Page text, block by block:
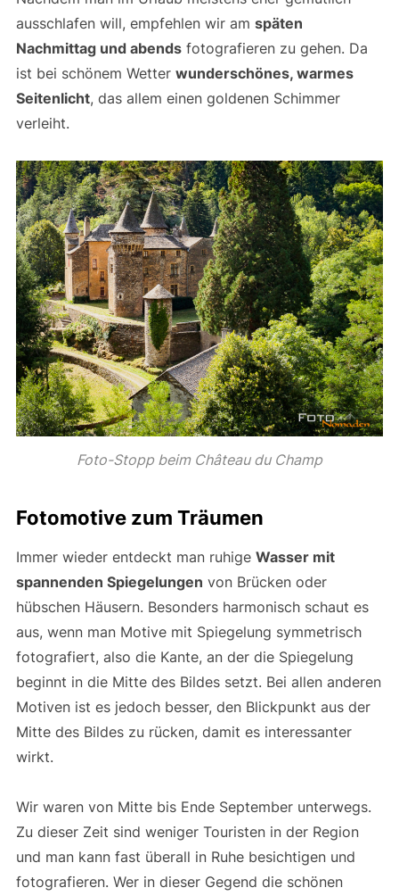
ausschlafen will, empfehlen wir am späten
Nachmittag und abendsfotografieren zu gehen. Da
ist bei schönem Wetter wunderschönes, warmes
Seitenlicht, das allem einen goldenen Schimmer
verleiht.
Foto-Stopp beim Château du Champ
Fotomotive zum Träumen
Immer wieder entdeckt man ruhige Wasser mit
spannenden Spiegelungen von Brücken oder
hübschen Häusern. Besonders harmonisch schaut es
aus, wenn man Motive mit Spiegelung symmetrisch
fotografiert, also die Kante, an der die Spiegelung
beginnt in die Mitte des Bildes setzt. Bei allen anderen
Motiven ist es jedoch besser, den Blickpunkt aus der
Mitte des Bildes zu rücken, damit es interessanter
wirkt.
Wir waren von Mitte bis Ende September unterwegs.
Zu dieser Zeit sind weniger Touristen in der Region
und man kann fast überall in Ruhe besichtigen und
fotografieren. Wer in dieser Gegend die schönen